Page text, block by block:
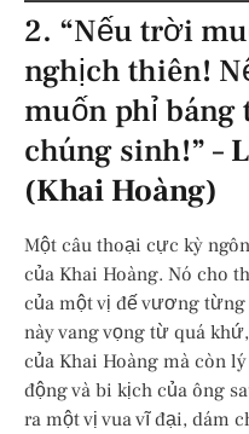
2. “Nếu trời
nghịch thiên!
muốn phỉ báng
chúng sinh!” –
(Khai Hoàng)
Một câu thoại cực kỳ
của Khai Hoàng. Nó cho
của một vị đế vương
này vang vọng từ quá
của Khai Hoàng mà còn
động và bi kịch của ông
ra một vị vua vĩ đại, dám